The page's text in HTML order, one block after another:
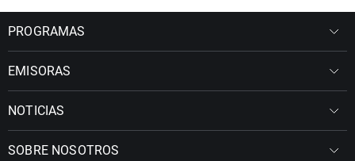
PROGRAMAS
EMISORAS
NOTICIAS
SOBRE NOSOTROS